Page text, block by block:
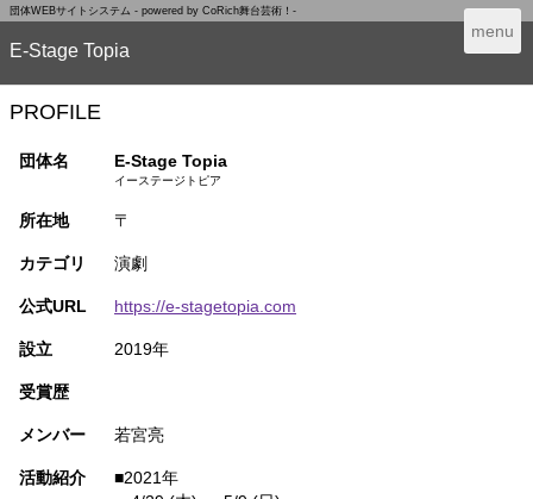
団体WEBサイトシステム - powered by CoRich舞台芸術！-
E-Stage Topia
T
o
menu
PROFILE
団体名 E-Stage Topia
イーステージトピア
所在地 〒
カテゴリ 演劇
公式URL https://e-stagetopia.com
設立 2019年
受賞歴
メンバー 若宮亮
活動紹介
■2021年